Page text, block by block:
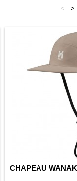
>
<
CHAPEAU